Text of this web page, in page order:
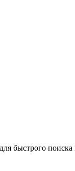
быстрого